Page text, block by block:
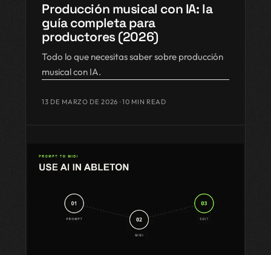
Producción musical con IA: la
guía completa para
productores (2026)
Todo lo que necesitas saber sobre producción
musical con IA.
13 DE MARZO DE 2026 · 10 MIN READ